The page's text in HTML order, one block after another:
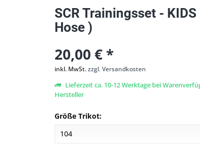
SCR Trainingsset -
Hose )
20,00 € *
inkl. MwSt.zzgl. Versandkosten
Lieferzeit ca. 10-12 Werktage bei
Hersteller
Größe Trikot: